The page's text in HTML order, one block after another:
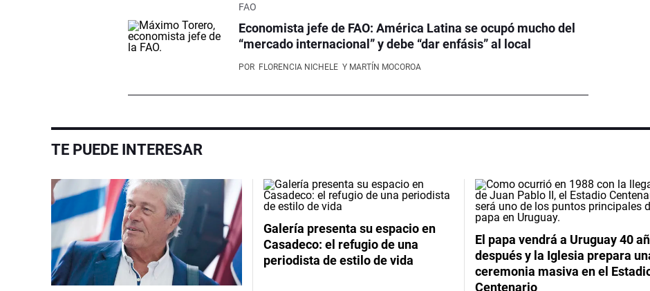
FAO
Economista jefe de FAO: América Latina se ocupó mucho del
“mercado internacional” y debe “dar enfásis” al local
POR FLORENCIA NICHELE Y MARTÍN MOCOROA
TE PUEDE INTERESAR
Galería presenta su espacio en
Casadeco: el refugio de una
periodista de estilo de vida
El papa vendrá a Uruguay 40
después y la Iglesia prepara
ceremonia masiva en el
Centenario